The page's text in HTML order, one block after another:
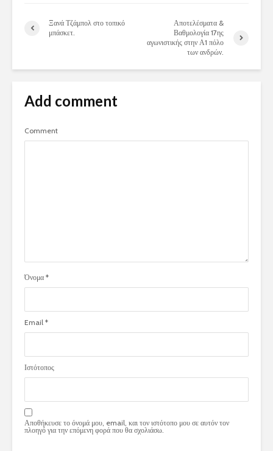
Ξανά Τζάμπολ στο τοπικό
μπάσκετ.
Αποτελέσματα &
Βαθμολογία 17ης
αγωνιστικής στην Α1 πόλο
των ανδρών.
Add comment
Comment
Όνομα *
Email *
Ιστότοπος
Αποθήκευσε το όνομά μου, email, και τον ιστότοπο μου σε αυτόν τον
πλοηγό για την επόμενη φορά που θα σχολιάσω.